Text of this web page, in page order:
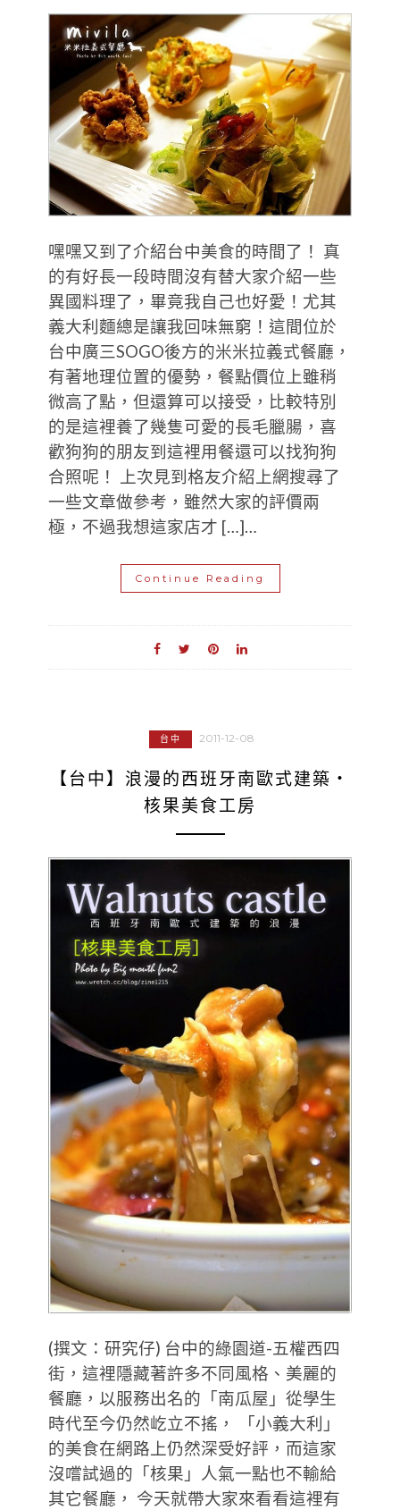
嘿嘿又到了介紹台中美食的時間了！ 真
的有好長一段時間沒有替大家介紹一些
異國料理了，畢竟我自己也好愛！尤其
義大利麵總是讓我回味無窮！這間位於
台中廣三SOGO後方的米米拉義式餐廳，
有著地理位置的優勢，餐點價位上雖稍
微高了點，但還算可以接受，比較特別
的是這裡養了幾隻可愛的長毛臘腸，喜
歡狗狗的朋友到這裡用餐還可以找狗狗
合照呢！ 上次見到格友介紹上網搜尋了
一些文章做參考，雖然大家的評價兩
極，不過我想這家店才 […]…
Continue Reading
台中 2011-12-08
【台中】浪漫的西班牙南歐式建築‧
核果美食工房
(撰文：研究仔) 台中的綠園道-五權西四
街，這裡隱藏著許多不同風格、美麗的
餐廳，以服務出名的「南瓜屋」從學生
時代至今仍然屹立不搖， 「小義大利」
的美食在網路上仍然深受好評，而這家
沒嚐試過的「核果」人氣一點也不輸給
其它餐廳， 今天就帶大家來看看這裡有